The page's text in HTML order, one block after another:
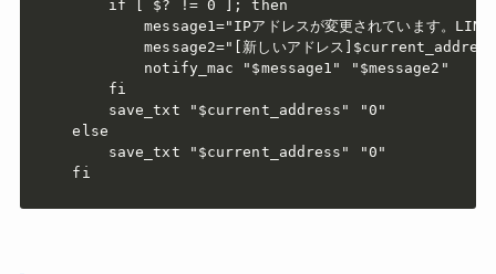
    if [ $? != 0 ]; then
message1="IPアドレスが変更されています。LINE
message2="[新しいアドレス
        notify_mac "$message1" "$message2"
    fi
    save_txt "$current_address" "0"
else
    save_txt "$current_address" "0"
fi